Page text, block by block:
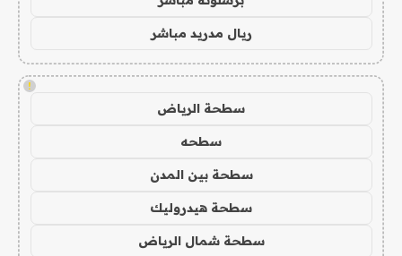
ريال مدريد مباشر
!
سطحة الرياض
سطحه
سطحة بين المدن
سطحة هيدروليك
سطحة شمال الرياض